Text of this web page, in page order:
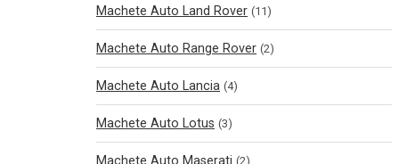
Machete Auto Land Rover (11)
Machete Auto Range Rover (2)
Machete Auto Lancia (4)
Machete Auto Lotus (3)
Machete Auto Maserati (2)